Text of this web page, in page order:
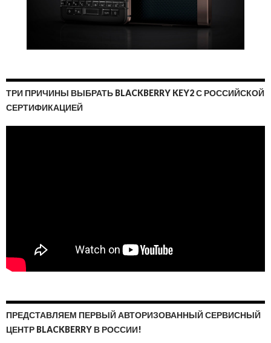
ТРИ ПРИЧИНЫ ВЫБРАТЬ BLACKBERRY KEY2 С РОССИЙСКОЙ
СЕРТИФИКАЦИЕЙ
ПРЕДСТАВЛЯЕМ ПЕРВЫЙ АВТОРИЗОВАННЫЙ СЕРВИСНЫЙ
ЦЕНТР BLACKBERRY В РОССИИ!